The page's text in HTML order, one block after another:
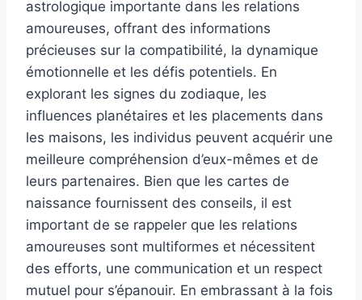
astrologique importante dans les relations
amoureuses, offrant des informations
précieuses sur la compatibilité, la dynamique
émotionnelle et les défis potentiels. En
explorant les signes du zodiaque, les
influences planétaires et les placements dans
les maisons, les individus peuvent acquérir une
meilleure compréhension d’eux-mêmes et de
leurs partenaires. Bien que les cartes de
naissance fournissent des conseils, il est
important de se rappeler que les relations
amoureuses sont multiformes et nécessitent
des efforts, une communication et un respect
mutuel pour s’épanouir. En embrassant à la fois